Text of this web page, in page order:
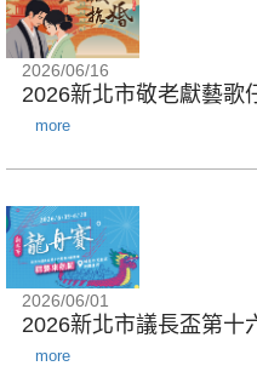
2026/06/16
2026新北市敬老獻藝歌
more
2026/06/01
2026新北市議長盃第十
more